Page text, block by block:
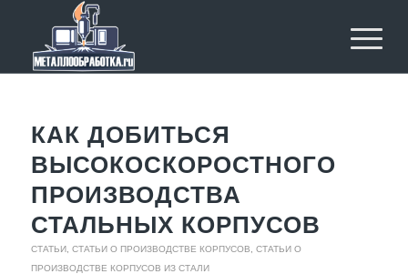
КАК ДОБИТЬСЯ
ВЫСОКОСКОРОСТНОГО
ПРОИЗВОДСТВА
СТАЛЬНЫХ КОРПУСОВ
СТАТЬИ, СТАТЬИ О ПРОИЗВОДСТВЕ КОРПУСОВ СТАТЬИ О
ПРОИЗВОДСТВЕ КОРПУСОВ ИЗ СТАЛИ